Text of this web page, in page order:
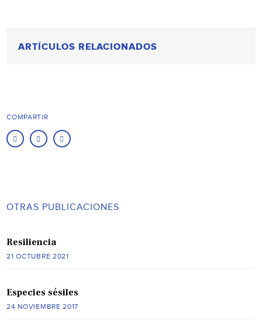
ARTÍCULOS RELACIONADOS
COMPARTIR
OTRAS PUBLICACIONES
Resiliencia
21 OCTUBRE 2021
Especies sésiles
24 NOVIEMBRE 2017